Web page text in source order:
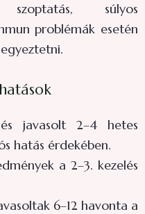
súlyos
problémák esetén
javasolt 2–4 hetes
hatás érdekében.
a 2–3. kezelés
6–12 havonta a